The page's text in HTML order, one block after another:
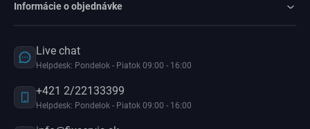
Informácie o objednávke
Live chat
Helpdesk: Pondelok - Piatok 09:00 - 16:00
+421 2/22133399
Helpdesk: Pondelok - Piatok 09:00 - 16:00